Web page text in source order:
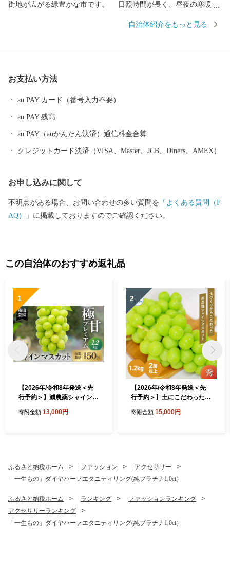
街地が広がる緑豊かな市です。 日照時間が長く、昼夜の寒暖差
人気のシャインマスカットをはじめ、ブドウを原材料とするワイ
む「オーガニック卵」など数多くの特産品があります。 豊かな
自然と快適な都市機能が調和した美しいまち「甲斐市」の応援を
自治体紹介をもっと見る
お支払い方法
au PAY カード（番号入力不要）
au PAY 残高
au PAY（auかんたん決済）通信料金合算
クレジットカード決済（VISA、Master、JCB、Diners、AMEX）
お申し込みに関して
不明点がある場合、お問い合わせの多い質問を 「よくある質問（F
AQ）」 に掲載しておりますのでご確認ください。
この自治体のおすすめ返礼品
1
【2026年/令和8年発送＜先
行予約＞】減農薬シャインマ
気 おすすめ 国産 贈答
2
寄附金額 13,000円
2
【2026年/令和8年発送＜先
行予約＞】土にこだわったシ
以上 先行予約 山梨県産 朝採
甲斐市 BI-5
寄附金額 15,000円
ふるさと納税ホーム ファッション
アクセサリー
「一生もの」ダイヤハーフエタニティリング(純プラチナ1,0ct）
ふるさと納税ホーム ランキング
ファッションランキング
アクセサリーランキング
「一生もの」ダイヤハーフエタニティリング(純プラチナ1,0ct）